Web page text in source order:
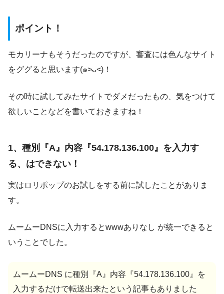
ポイント！
モカリーナもそうだったのですが、審査には色んなサイト
をググると思います(๑˃̵ᴗ˂̵)！
その時に試してみたサイトでダメだったもの、気をつけて
欲しいことなどを書いておきますね！
1、種別『A』内容『54.178.136.100』を入力す
る、はできない！
実はロリポップのお試しをする前に試したことがありま
す。
ムームーDNSに入力するとwwwありなし が統一できると
いうことでした。
ムームーDNS に種別『A』内容『54.178.136.100』を
入力するだけで転送出来たという記事もありました